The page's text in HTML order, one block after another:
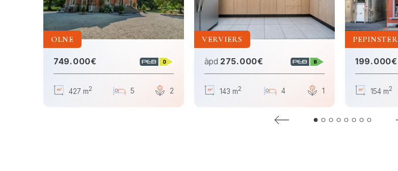
1 1
OLNE
749.000€
427 m2 5 2
VERVIERS
àpd 275.000€
143 m2 4 1
PEPINSTER
199.000€
154 m2